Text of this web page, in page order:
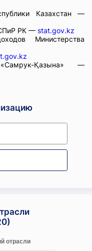
Казахстан —
РК — stat.gov.kz
Министерства
Қазына» —